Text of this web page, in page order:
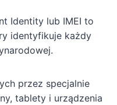
Identity lub IMEI to
identyfikuje każdy
przez specjalnie
tablety i urządzenia